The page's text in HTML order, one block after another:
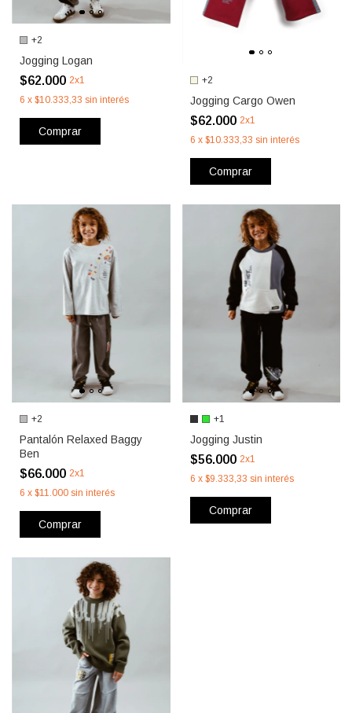
+2
Jogging Logan
$62.000 2x1
6 x $10.333,33 sin interés
Comprar
+2
Jogging Cargo Owen
$62.000 2x1
6 x $10.333,33 sin interés
Comprar
+2
Pantalón Relaxed Baggy
Ben
$66.000 2x1
6 x $11.000 sin interés
Comprar
+1
Jogging Justin
$56.000 2x1
6 x $9.333,33 sin interés
Comprar